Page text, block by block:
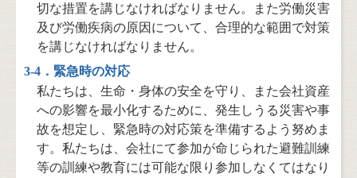
切な措置を講じなければなりません。また労働災害
及び労働疾病の原因について、合理的な範囲で対策
を講じなければなりません。
3-4．緊急時の対応
私たちは、生命・身体の安全を守り、また会社資産
への影響を最小化するために、発生しうる災害や事
故を想定し、緊急時の対応策を準備するよう努めま
す。私たちは、会社にて参加が命じられた避難訓練
等の訓練や教育には可能な限り参加しなくてはなり